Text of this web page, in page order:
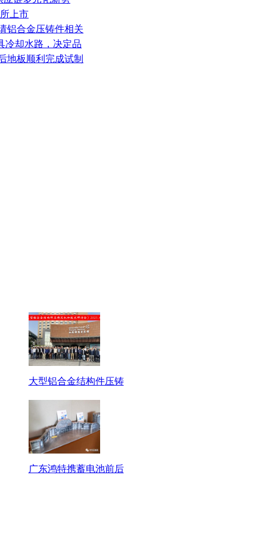
上市
铝合金压铸件相关
冷却水路，决定品
地板顺利完成试制
大型铝合金结构件压铸
广东鸿特携蓄电池前后